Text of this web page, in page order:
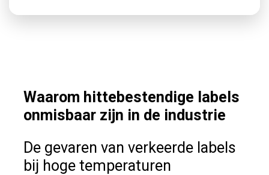
Waarom hittebestendige labels
onmisbaar zijn in de industrie
De gevaren van verkeerde labels
bij hoge temperaturen